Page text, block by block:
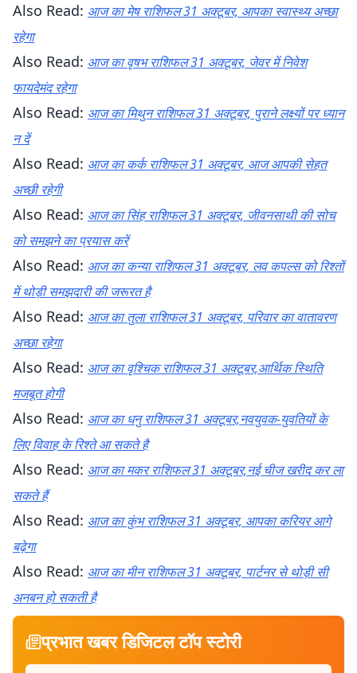
Also Read: आज का मेष राशिफल 31 अक्टूबर, आपका स्वास्थ्य अच्छा
रहेगा
Also Read: आज का वृषभ राशिफल 31 अक्टूबर, जेवर में निवेश
फायदेमंद रहेगा
Also Read: आज का मिथुन राशिफल 31 अक्टूबर, पुराने लक्ष्यों पर ध्यान
न दें
Also Read: आज का कर्क राशिफल 31 अक्टूबर, आज आपकी सेहत
अच्छी रहेगी
Also Read: आज का सिंह राशिफल 31 अक्टूबर, जीवनसाथी की सोच
को समझने का प्रयास करें
Also Read: आज का कन्या राशिफल 31 अक्टूबर, लव कपल्स को रिश्तों
में थोड़ी समझदारी की जरूरत है
Also Read: आज का तुला राशिफल 31 अक्टूबर, परिवार का वातावरण
अच्छा रहेगा
Also Read: आज का वृश्चिक राशिफल 31 अक्टूबर,आर्थिक स्थिति
मजबूत होगी
Also Read: आज का धनु राशिफल 31 अक्टूबर,नवयुवक-युवतियों के
लिए विवाह के रिश्ते आ सकते है
Also Read: आज का मकर राशिफल 31 अक्टूबर,नई चीज खरीद कर ला
सकते हैं
Also Read: आज का कुंभ राशिफल 31 अक्टूबर, आपका करियर आगे
बढ़ेगा
Also Read: आज का मीन राशिफल 31 अक्टूबर, पार्टनर से थोड़ी सी
अनबन हो सकती है
प्रभात खबर डिजिटल टॉप स्टोरी